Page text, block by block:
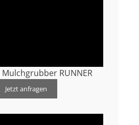
RUNNER
Jetzt anfragen